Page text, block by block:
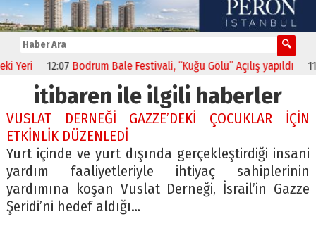
12:07 Bodrum Bale Festivali, “Kuğu Gölü” Açılış yapıldı 11:52
itibaren ile ilgili haberler
VUSLAT DERNEĞİ GAZZE’DEKİ ÇOCUKLAR İÇİN
ETKİNLİK DÜZENLEDİ
Yurt içinde ve yurt dışında gerçekleştirdiği insani
yardım faaliyetleriyle ihtiyaç sahiplerinin
yardımına koşan Vuslat Derneği, İsrail’in Gazze
Şeridi’ni hedef aldığı…